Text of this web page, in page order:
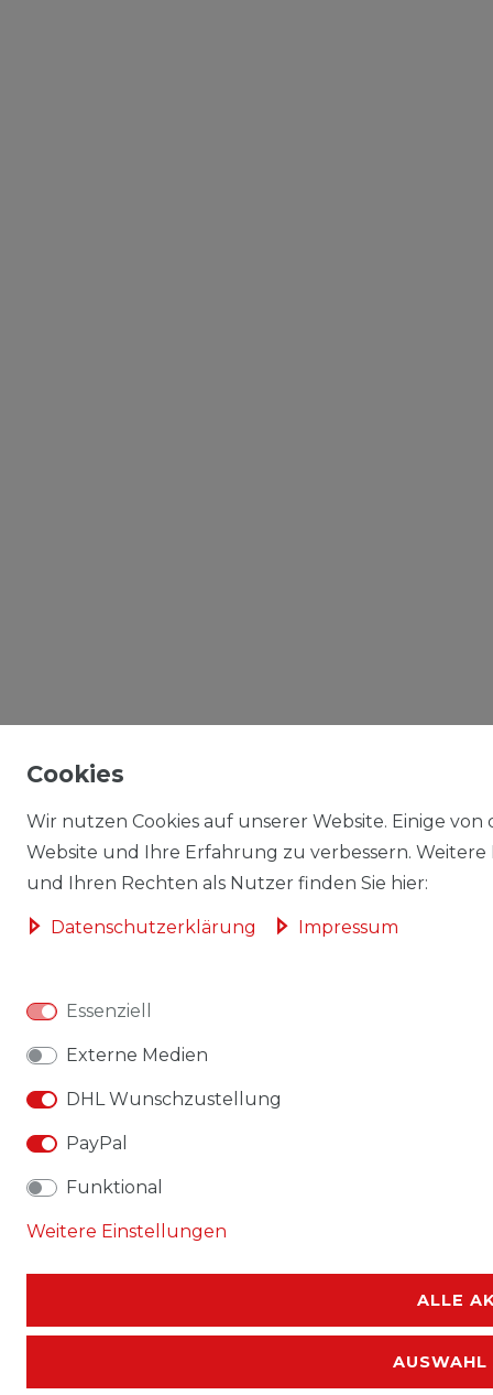
Cookies
Wir nutzen Cookies auf unserer Website. Einige
Website und Ihre Erfahrung zu verbessern.
und Ihren Rechten als Nutzer finden Sie hier:
Daten­schutz­erklärung Impressum
Essenziell
Externe Medien
DHL Wunschzustellung
PayPal
Funktional
Weitere Einstellungen
ALLE
AUSWAHL